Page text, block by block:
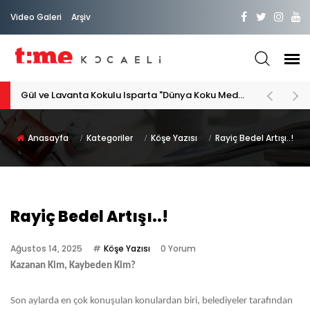
Video Galeri Arşiv
Gül ve Lavanta Kokulu Isparta "Dünya Koku Medeniyeti"
Anasayfa Kategoriler Köşe Yazısı Rayiç Bedel Artışı..!
Rayiç Bedel Artışı..!
Ağustos 14, 2025 Köşe Yazısı 0 Yorum
Kazanan Kim, Kaybeden Kim?
Son aylarda en çok konuşulan konulardan biri, belediyeler tarafından